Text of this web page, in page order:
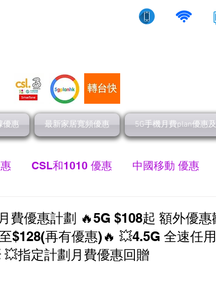
優惠 最新家居寬頻優惠 5G手機月費plan優惠
CSL和1010 優惠 中國移動 優惠
頻 優惠 NOW 優惠 中國電信 優惠
費優惠計劃 🔥5G $108起 額外優惠
$128(再有優惠)🔥 💥4.5G 全速任
指定計劃月費優惠回贈